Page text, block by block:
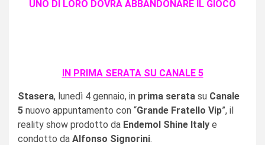
UNO DI LORO DOVRÀ ABBANDONARE IL GIOCO
IN PRIMA SERATA SU CANALE 5
Stasera, lunedì 4 gennaio, in prima serata su Canale
5 nuovo appuntamento con “Grande Fratello Vip”, il
reality show prodotto da Endemol Shine Italy e
condotto da Alfonso Signorini.